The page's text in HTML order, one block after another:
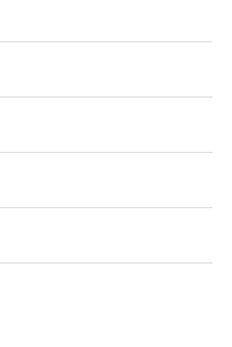
Strona główna
Sklep